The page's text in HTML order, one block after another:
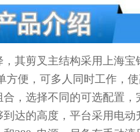
其剪叉主结构采用上海
方便，可多人同时工作，
，选择不同的可选配置
达的高度，平台采用电